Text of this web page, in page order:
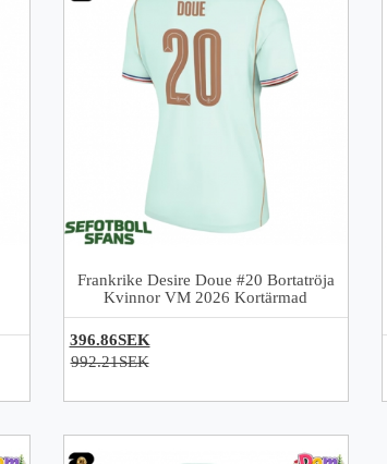
Frankrike Desire Doue #20 Bortatröja
Kvinnor VM 2026 Kortärmad
396.86SEK
992.21SEK